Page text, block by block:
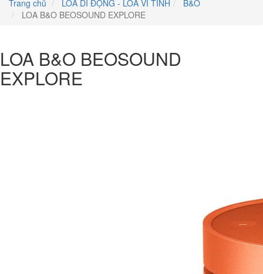
Trang chủ
LOA DI ĐỘNG - LOA VI TÍNH
B&O
LOA B&O BEOSOUND EXPLORE
LOA B&O BEOSOUND
EXPLORE